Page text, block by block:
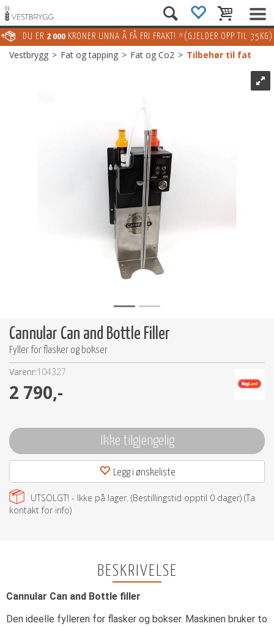
DU ER 2 000 KRONER UNNA Å FÅ FRI FRAKT! *(GJELDER OPP TIL 35KG)
Vestbrygg>Fat og tapping>Fat og Co2>Tilbehør til fat
Cannular Can and Bottle Filler
Fyller for flasker og bokser
Varenr:104327
2 790,-
Ikke tilgjengelig
Legg i ønskeliste
UTSOLGT! - Ikke på lager. (Bestillingstid opptil 0 dager) (Ta
kontakt for info)
BESKRIVELSE
Cannular Can and Bottle filler
Den ideelle fylleren for flasker og bokser. Maskinen bruker to